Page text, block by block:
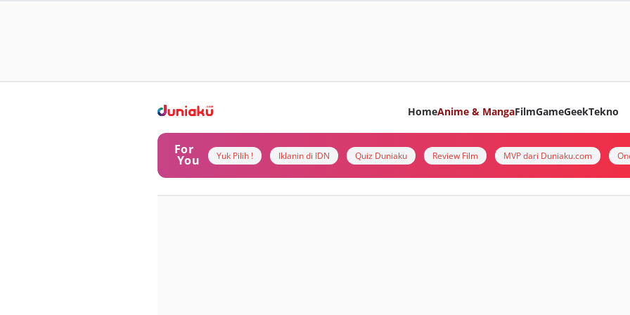
HomeAnime & MangaFilmGameGeekTekno
For
You Yuk Pilih ! Iklanin di IDN Quiz Duniaku Review Film MVP dari Duniaku.com